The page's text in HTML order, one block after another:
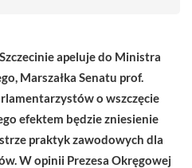
apeluje do Ministra
Marszałka Senatu prof.
o wszczęcie
efektem będzie zniesienie
praktyk zawodowych dla
W opinii Prezesa Okręgowej